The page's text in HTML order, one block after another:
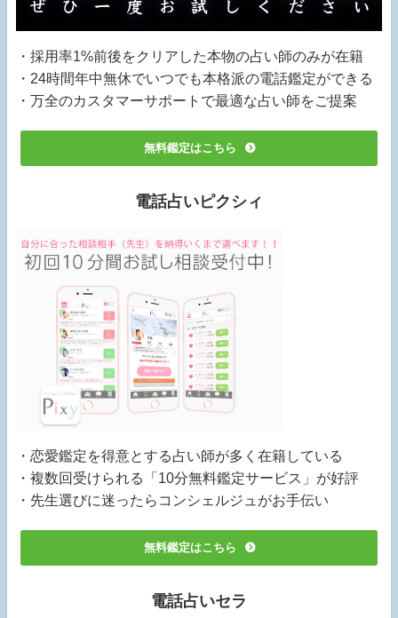
・採用率1%前後をクリアした本物の占い師のみが在籍
・24時間年中無休でいつでも本格派の電話鑑定ができる
・万全のカスタマーサポートで最適な占い師をご提案
無料鑑定はこちら
電話占いピクシィ
・恋愛鑑定を得意とする占い師が多く在籍している
・複数回受けられる「10分無料鑑定サービス」が好評
・先生選びに迷ったらコンシェルジュがお手伝い
無料鑑定はこちら
電話占いセラ